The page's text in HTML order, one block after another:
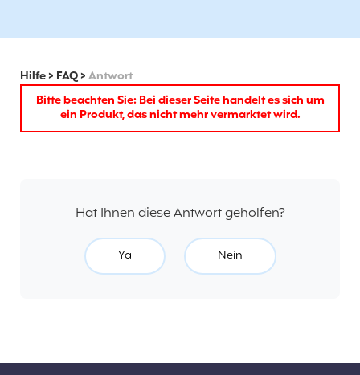
Hilfe> FAQ>Antwort
Bitte beachten Sie: Bei dieser Seite handelt es sich um
ein Produkt, das nicht mehr vermarktet wird.
Hat Ihnen diese Antwort geholfen?
Ya Nein